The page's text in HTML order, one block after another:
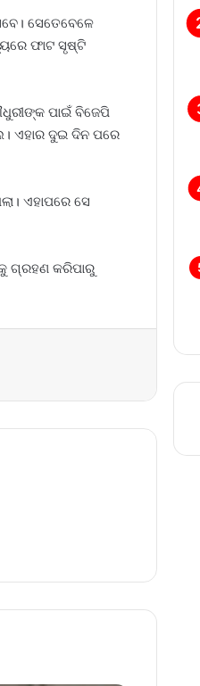
ସେତେବେଳେ
ଫାଟ ସୃଷ୍ଟି
ପାଇଁ ବିଜେପି
ଏହାର ଦୁଇ ଦିନ ପରେ
ଏହାପରେ ସେ
ଗ୍ରହଣ କରିପାରୁ